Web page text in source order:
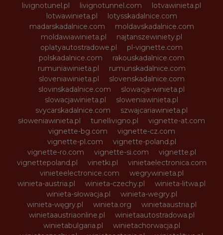
livignotunel.pl
livignotunnel.com
lotvawinieta.pl
lotwawinieta.pl
lotysskadalnice.com
madarskadalnice.com
moldavskadalnice.com
moldawiawinieta.pl
najtanszewiniety.pl
oplatyautostradowe.pl
pl-vignette.com
polskadalnice.com
rakouskadalnice.com
rumuniawinieta.pl
rumunskadalnice.com
sloveniawinieta.pl
slovenskadalnice.com
slovinskadalnice.com
slowacja-winieta.pl
slowacjawinieta.pl
sloweniawinieta.pl
svycarskadalnice.com
szwajcariawinieta.pl
słoweniawinieta.pl
tunellivigno.pl
vignette-at.com
vignette-bg.com
vignette-cz.com
vignette-pl.com
vignette-poland.pl
vignette-ro.com
vignette-si.com
vignette.pl
vignettepoland.pl
vinetki.pl
vinietaelectronica.com
vinieteelectronice.com
wegrywinieta.pl
winieta-austria.pl
winieta-czechy.pl
winieta-litwa.pl
winieta-słowacja.pl
winieta-wegry.pl
winieta-węgry.pl
winieta.org
winietaaustria.pl
winietaaustriaonline.pl
winietaautostradowa.pl
winietabulgaria.pl
winietachorwacja.pl